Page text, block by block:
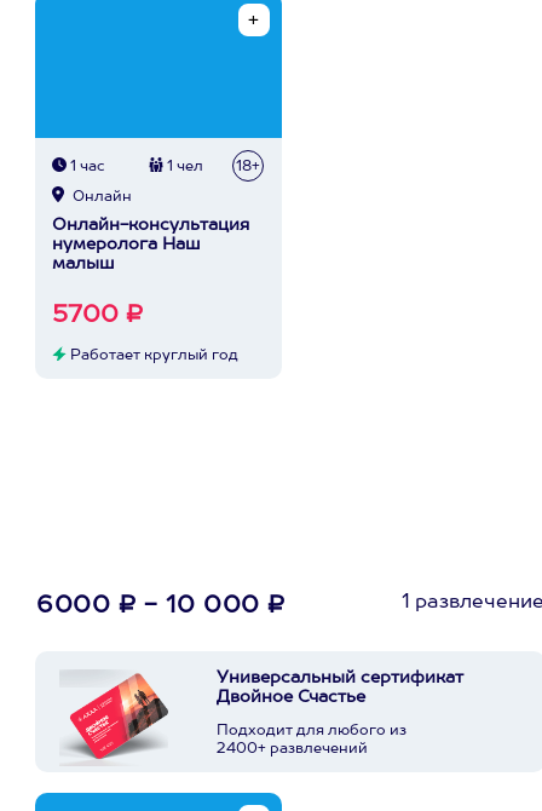
1 час 1 чел 18+
Онлайн
Онлайн-консультация
нумеролога Наш
малыш
5700 ₽
Работает круглый год
6000 ₽ - 10 000 ₽ 1
Универсальный сертификат
Двойное Счастье
Подходит для любого из
2400+ развлечений